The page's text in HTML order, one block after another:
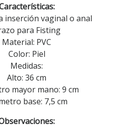
inserción vaginal o anal
para Fisting
Material: PVC
Color: Piel
Medidas:
Alto: 36 cm
mayor mano: 9 cm
base: 7,5 cm